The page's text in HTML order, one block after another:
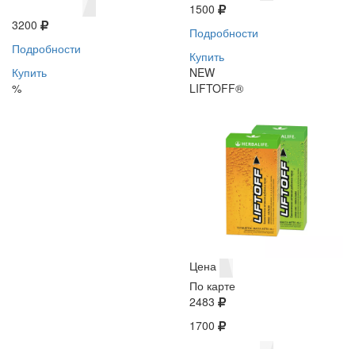
3200
Подробности
Купить
%
1500
Подробности
Купить
NEW
LIFTOFF®
Цена
По карте
2483
1700